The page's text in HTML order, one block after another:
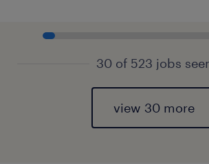
30 of 523 jobs
view 30 more